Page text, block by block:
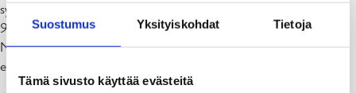
Suostumus Yksityiskohdat Tietoja
Tämä sivusto käyttää evästeitä
Nuorisovaltuusto
syksyllä järjestettävään nuorisoparlamenttiin osallistuvat kaikkien 7–
9-luokkalaisten sekä toisen asteen opiskelijoiden edustajat.
Nuorisoparlamentti on avoin nuorisofoorumi. Tämä tarkoittaa sitä,
että myös muut kiinnostuneet nuoret voivat osallistua.